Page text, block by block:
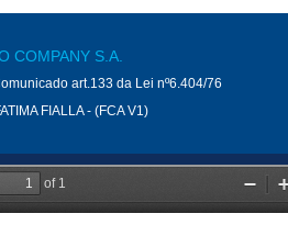
COMPANY S.A.
art.133 da Lei nº6.404/76
FIALLA - (FCA V1)